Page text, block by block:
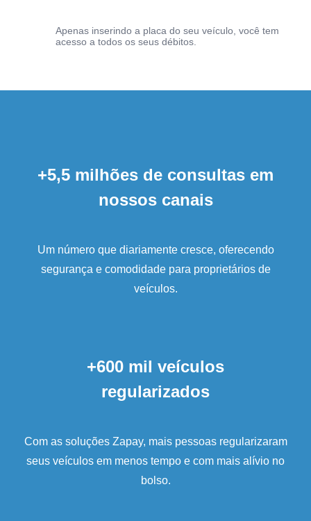
Apenas inserindo a placa do seu veículo, você tem
acesso a todos os seus débitos.
+5,5 milhões de consultas em
nossos canais
Um número que diariamente cresce, oferecendo
segurança e comodidade para proprietários de
veículos.
+600 mil veículos
regularizados
Com as soluções Zapay, mais pessoas regularizaram
seus veículos em menos tempo e com mais alívio no
bolso.